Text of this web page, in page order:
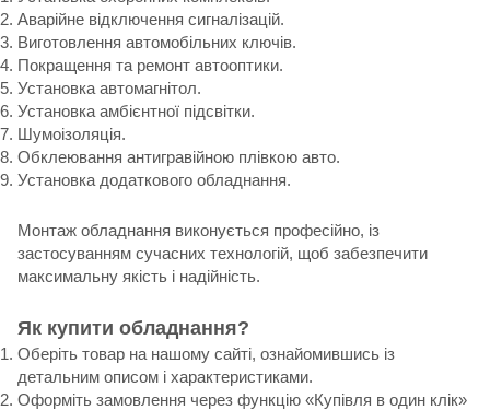
Аварійне відключення сигналізацій.
Виготовлення автомобільних ключів.
Покращення та ремонт автооптики.
Установка автомагнітол.
Установка амбієнтної підсвітки.
Шумоізоляція.
Обклеювання антигравійною плівкою авто.
Установка додаткового обладнання.
Монтаж обладнання виконується професійно, із
застосуванням сучасних технологій, щоб забезпечити
максимальну якість і надійність.
Як купити обладнання?
Оберіть товар на нашому сайті, ознайомившись із
детальним описом і характеристиками.
Оформіть замовлення через функцію «Купівля в один клік»